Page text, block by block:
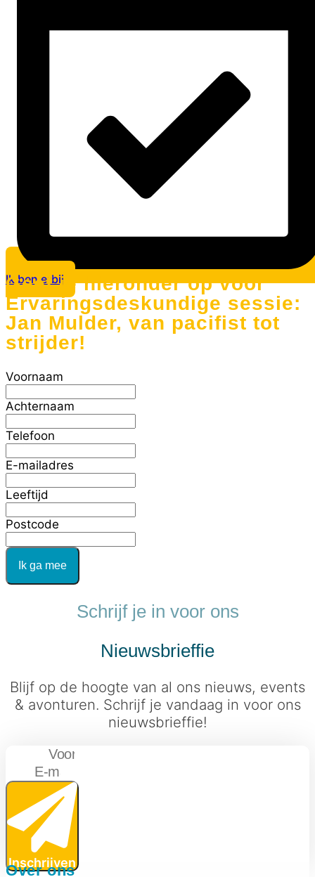
Ik ben erbij
Geef je hieronder op voor
Ervaringsdeskundige sessie:
Jan Mulder, van pacifist tot
strijder!
Voornaam
Achternaam
Telefoon
E-mailadres
Leeftijd
Postcode
Ik ga mee
Schrijf je in voor ons
Nieuwsbrieffie
Blijf op de hoogte van al ons nieuws, events
& avonturen. Schrijf je vandaag in voor ons
nieuwsbrieffie!
Inschrijven
Over ons